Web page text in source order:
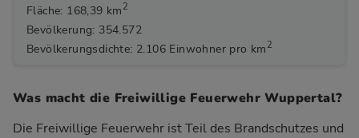
Fläche: 168,39 km 2
Bevölkerung: 354.572
Bevölkerungsdichte: 2.106 Einwohner pro km 2
Was macht die Freiwillige Feuerwehr Wuppertal?
Die Freiwillige Feuerwehr ist Teil des Brandschutzes und